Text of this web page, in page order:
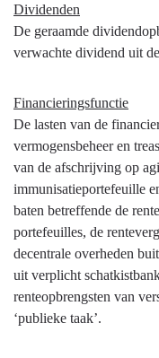
Dividenden
De geraamde
verwachte dividend uit
Financieringsfunctie
De lasten van de
vermogensbeheer en
van de afschrijving op
immunisatieportefeuille
baten betreffende de
portefeuilles, de
decentrale overheden
uit verplicht
renteopbrengsten van
‘publieke taak’.